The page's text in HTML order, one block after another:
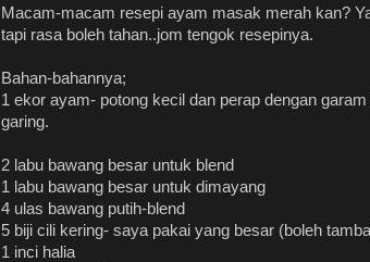
Macam-macam resepi ayam masak merah kan?
tapi rasa boleh tahan..jom tengok resepinya.
Bahan-bahannya;
1 ekor ayam- potong kecil dan perap dengan
garing.
2 labu bawang besar untuk blend
1 labu bawang besar untuk dimayang
4 ulas bawang putih-blend
5 biji cili kering- saya pakai yang besar (boleh
1 inci halia